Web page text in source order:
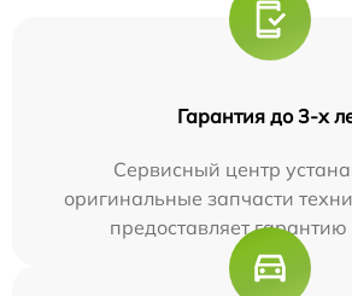
Гарантия до 3-х
Сервисный центр
оригинальные запчасти
предоставляет гарантию